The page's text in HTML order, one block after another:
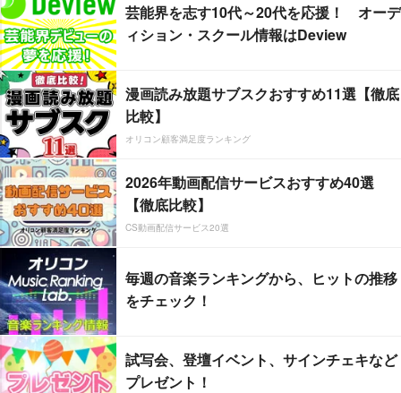
芸能界を志す10代～20代を応援！ オーデ
ィション・スクール情報はDeview
漫画読み放題サブスクおすすめ11選【徹底
比較】
オリコン顧客満足度ランキング
2026年動画配信サービスおすすめ40選
【徹底比較】
CS動画配信サービス20選
毎週の音楽ランキングから、ヒットの推移
をチェック！
試写会、登壇イベント、サインチェキなど
プレゼント！